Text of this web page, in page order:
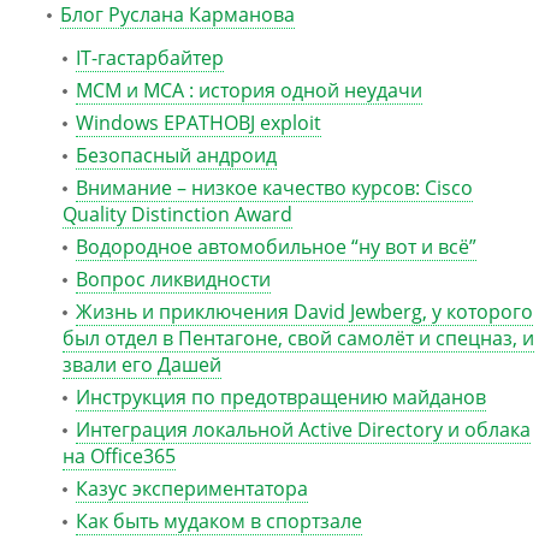
Блог Руслана Карманова
IT-гастарбайтер
MCM и MCA : история одной неудачи
Windows EPATHOBJ exploit
Безопасный андроид
Внимание – низкое качество курсов: Cisco
Quality Distinction Award
Водородное автомобильное “ну вот и всё”
Вопрос ликвидности
Жизнь и приключения David Jewberg, у которого
был отдел в Пентагоне, свой самолёт и спецназ, и
звали его Дашей
Инструкция по предотвращению майданов
Интеграция локальной Active Directory и облака
на Office365
Казус экспериментатора
Как быть мудаком в спортзале